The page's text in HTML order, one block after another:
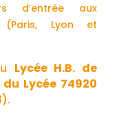
d’entrée aux
(Paris, Lyon et
Lycée H.B. de
du Lycée 74920